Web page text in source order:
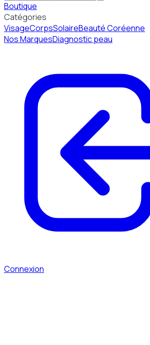
Boutique
Catégories
VisageCorpsSolaireBeauté Coréenne
Nos MarquesDiagnostic peau
Connexion